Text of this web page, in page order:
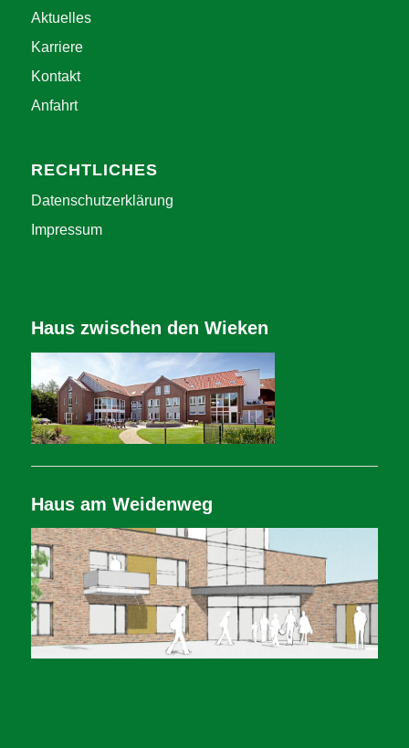
Aktuelles
Karriere
Kontakt
Anfahrt
RECHTLICHES
Datenschutzerklärung
Impressum
Haus zwischen den Wieken
Haus am Weidenweg